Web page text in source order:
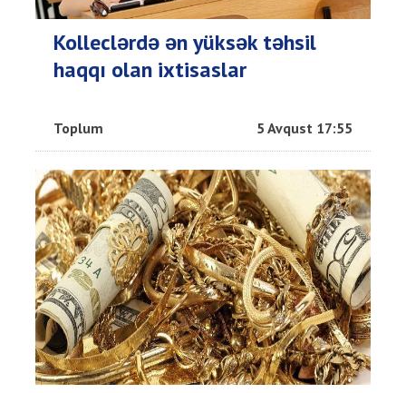
Kolleclərdə ən yüksək təhsil
haqqı olan ixtisaslar
Toplum 5 Avqust 17:55